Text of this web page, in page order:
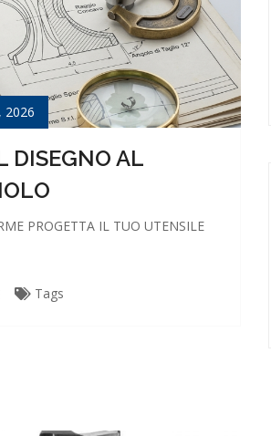
2026
DISEGNO AL
PROGETTA IL TUO UTENSILE
Tags